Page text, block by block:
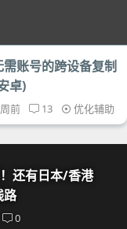
账号的跨设备复制
卓)
前 13 优化辅助
还有日本/香港
路
0